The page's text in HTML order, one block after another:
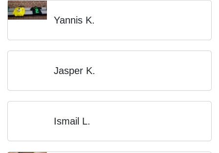
Yannis K.
Jasper K.
Ismail L.